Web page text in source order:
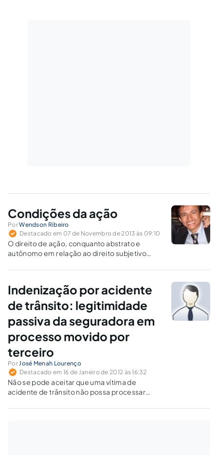
Condições da ação
PorWendson Ribeiro
Destacado em 07 de Novembro de 2013 às 09:10
O direito de ação, conquanto abstrato e
autônomo em relação ao direito subjetivo
intituladas condições da ação, que são a
legitimidade das partes e o interesse de agir
(processual).
Indenização por acidente
de trânsito: legitimidade
passiva da seguradora em
processo movido por
terceiro
Por José Menah Lourenço
Destacado em 16 de Janeiro de 2012 às 16:32
Não se pode aceitar que uma vítima de
acidente de trânsito não possa processar
de tal ato ilícito por ser terceira na relação